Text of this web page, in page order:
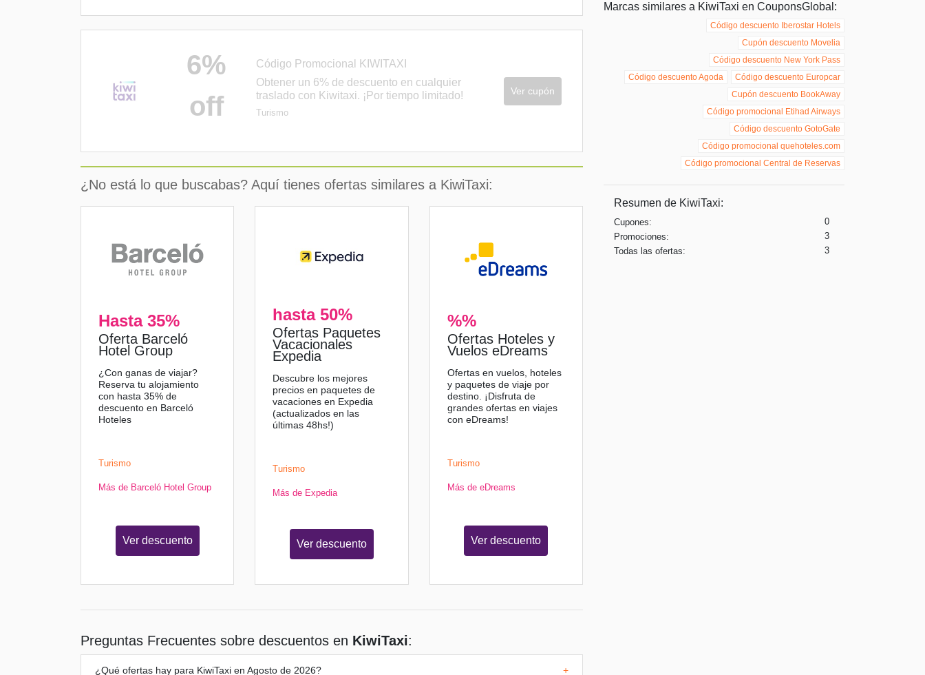
6%
off
Código Promocional KIWITAXI
Obtener un 6% de descuento en cualquier
traslado con Kiwitaxi. ¡Por tiempo limitado!
Turismo
Ver cupón
¿No está lo que buscabas? Aquí tienes ofertas similares a KiwiTaxi:
Hasta 35%
Oferta Barceló
Hotel Group
¿Con ganas de viajar?
Reserva tu alojamiento
con hasta 35% de
descuento en Barceló
Hoteles
Turismo
Más de Barceló Hotel Group
Ver descuento
hasta 50%
Ofertas Paquetes
Vacacionales
Expedia
Descubre los mejores
precios en paquetes de
vacaciones en Expedia
(actualizados en las
últimas 48hs!)
Turismo
Más de Expedia
Ver descuento
%%
Ofertas Hoteles y
Vuelos eDreams
Ofertas en vuelos, hoteles
y paquetes de viaje por
destino. ¡Disfruta de
grandes ofertas en viajes
con eDreams!
Turismo
Más de eDreams
Ver descuento
Preguntas Frecuentes sobre descuentos en KiwiTaxi:
¿Qué ofertas hay para KiwiTaxi en Agosto de 2026? +
Marcas similares a KiwiTaxi en CouponsGlobal:
Código descuento Iberostar Hotels
Cupón descuento Movelia
Código descuento New York Pass
Código descuento Europcar
Código descuento Agoda
Cupón descuento BookAway
Código promocional Etihad Airways
Código descuento GotoGate
Código promocional quehoteles.com
Código promocional Central de Reservas
Resumen de KiwiTaxi:
Cupones:
0
Promociones:
3
Todas las ofertas:
3